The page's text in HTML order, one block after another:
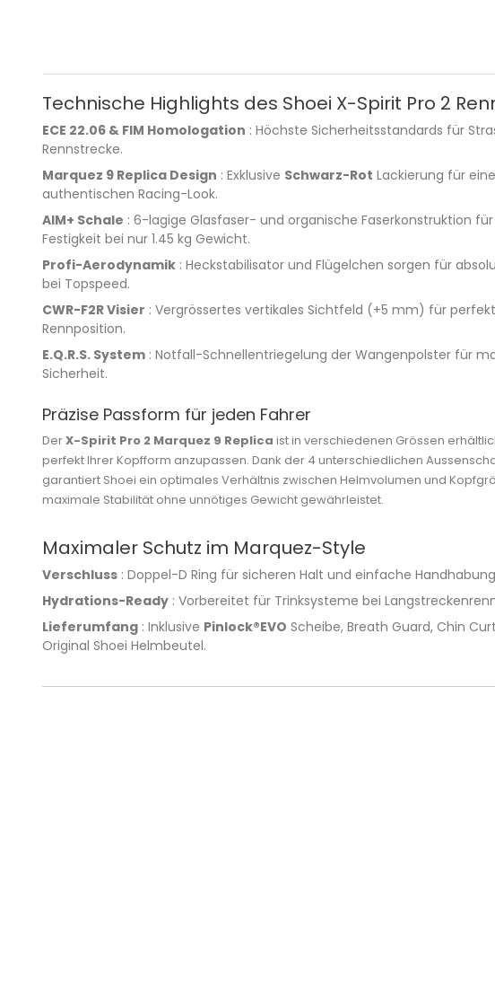
Technische Highlights des Shoei X-Spirit Pro 2
ECE 22.06 & FIM Homologation : Höchste Sicherheitsstandards für
Rennstrecke.
Marquez 9 Replica Design : Exklusive Schwarz-Rot Lackierung für
authentischen Racing-Look.
AIM+ Schale : 6-lagige Glasfaser- und organische Faserkonstruktion
Festigkeit bei nur 1.45 kg Gewicht.
Profi-Aerodynamik : Heckstabilisator und Flügelchen sorgen für
bei Topspeed.
CWR-F2R Visier : Vergrössertes vertikales Sichtfeld (+5 mm) für
Rennposition.
E.Q.R.S. System : Notfall-Schnellentriegelung der Wangenpolster für
Sicherheit.
Präzise Passform für jeden Fahrer
DerX-Spirit Pro 2 Marquez 9 Replica ist in verschiedenen Grössen
perfekt Ihrer Kopfform anzupassen. Dank der 4 unterschiedlichen
garantiert Shoei ein optimales Verhältnis zwischen Helmvolumen und
maximale Stabilität ohne unnötiges Gewicht gewährleistet.
Maximaler Schutz im Marquez-Style
Verschluss : Doppel-D Ring für sicheren Halt und einfache
Hydrations-Ready : Vorbereitet für Trinksysteme bei
Lieferumfang : Inklusive Pinlock®EVO Scheibe, Breath Guard, Chin
Original Shoei Helmbeutel.